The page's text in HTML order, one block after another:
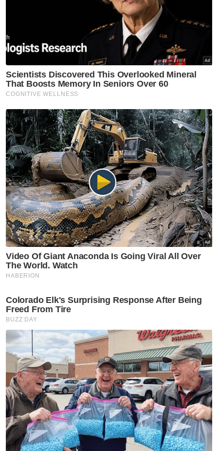
Beliau berkata, arca jerami yang terdapat di
dalam kawasan dikelilingi gulungan jerami
padi itu dibuat oleh enam agensi kerajaan di
Perlis antaranya seperti Kolej Komuniti Arau,
JPJ dan Jabatan Perhutanan negeri yang
menyertai pertandingan membentuk arca
itu.
"Kita berikan setiap agensi ini lima petak
jerami padi untuk mereka membuat arca
masing-masing,” katanya dengan menambah
pengunjung dewasa dikenakan bayaran RM1
manakala percuma bagi kanak-kanak berusia
bawah enam tahun untuk memasuki
kawasan itu.
Dalam pada itu, Eksekutif Bahagian Hal Ehwal
Korporat Pertubuhan Berita Nasional
Malaysia (Bernama), Wan Norazween Wan
Su berkata, Bernama juga tidak melepaskan
peluang memeriahkan pesta tersebut
dengan membuka reruai di situ di samping
"Bernama mendapat jemputan kali pertama
membuka ‘booth’ (reruai) di Pesta Angin
Timur ini daripada Kementerian Pelancongan,
Seni dan Budaya (MOTAC). Di sini kita juga
mengadakan Kempen Jom Kenali Bernama,
kempen ini dilaksanakan sejak tahun lepas,”
katanya.